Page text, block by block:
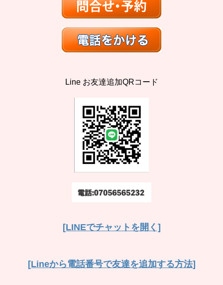
Line お友達追加QRコード
[LINEでチャットを開く]
[Lineから電話番号で友達を追加する方法]